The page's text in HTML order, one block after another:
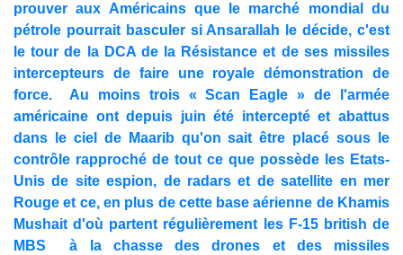
prouver aux Américains que le marché mondial du
pétrole pourrait basculer si Ansarallah le décide, c'est
le tour de la DCA de la Résistance et de ses missiles
intercepteurs de faire une royale démonstration de
force. Au moins trois « Scan Eagle » de l'armée
américaine ont depuis juin été intercepté et abattus
dans le ciel de Maarib qu'on sait être placé sous le
contrôle rapproché de tout ce que possède les Etats-
Unis de site espion, de radars et de satellite en mer
Rouge et ce, en plus de cette base aérienne de Khamis
Mushait d'où partent régulièrement les F-15 british de
MBS à la chasse des drones et des missiles